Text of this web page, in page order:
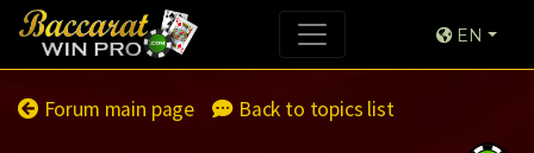
EN
Forum main page Back to topics list